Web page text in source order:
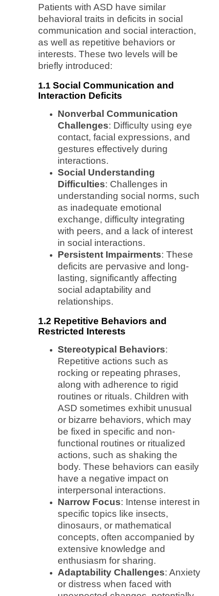
Patients with ASD have similar
behavioral traits in deficits in social
communication and social interaction,
as well as repetitive behaviors or
interests. These two levels will be
briefly introduced:
1.1 Social Communication and
Interaction Deficits
Nonverbal Communication
Challenges: Difficulty using eye
contact, facial expressions, and
gestures effectively during
interactions.
Social Understanding
Difficulties: Challenges in
understanding social norms, such
as inadequate emotional
exchange, difficulty integrating
with peers, and a lack of interest
in social interactions.
Persistent Impairments: These
deficits are pervasive and long-
lasting, significantly affecting
social adaptability and
relationships.
1.2 Repetitive Behaviors and
Restricted Interests
Stereotypical Behaviors:
Repetitive actions such as
rocking or repeating phrases,
along with adherence to rigid
routines or rituals. Children with
ASD sometimes exhibit unusual
or bizarre behaviors, which may
be fixed in specific and non-
functional routines or ritualized
actions, such as shaking the
body. These behaviors can easily
have a negative impact on
interpersonal interactions.
Narrow Focus: Intense interest in
specific topics like insects,
dinosaurs, or mathematical
concepts, often accompanied by
extensive knowledge and
enthusiasm for sharing.
Adaptability Challenges: Anxiety
or distress when faced with